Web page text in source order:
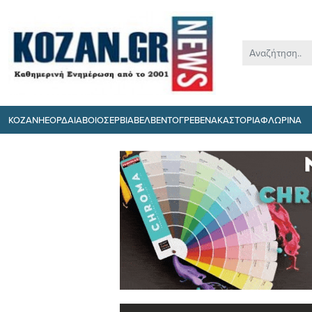
ΚΟΖΑΝΗΕΟΡΔΑΙΑΒΟΙΟΣΕΡΒΙΑΒΕΛΒΕΝΤΟΓΡΕΒΕΝΑΚΑΣΤΟΡΙΑΦΛΩΡΙΝΑ